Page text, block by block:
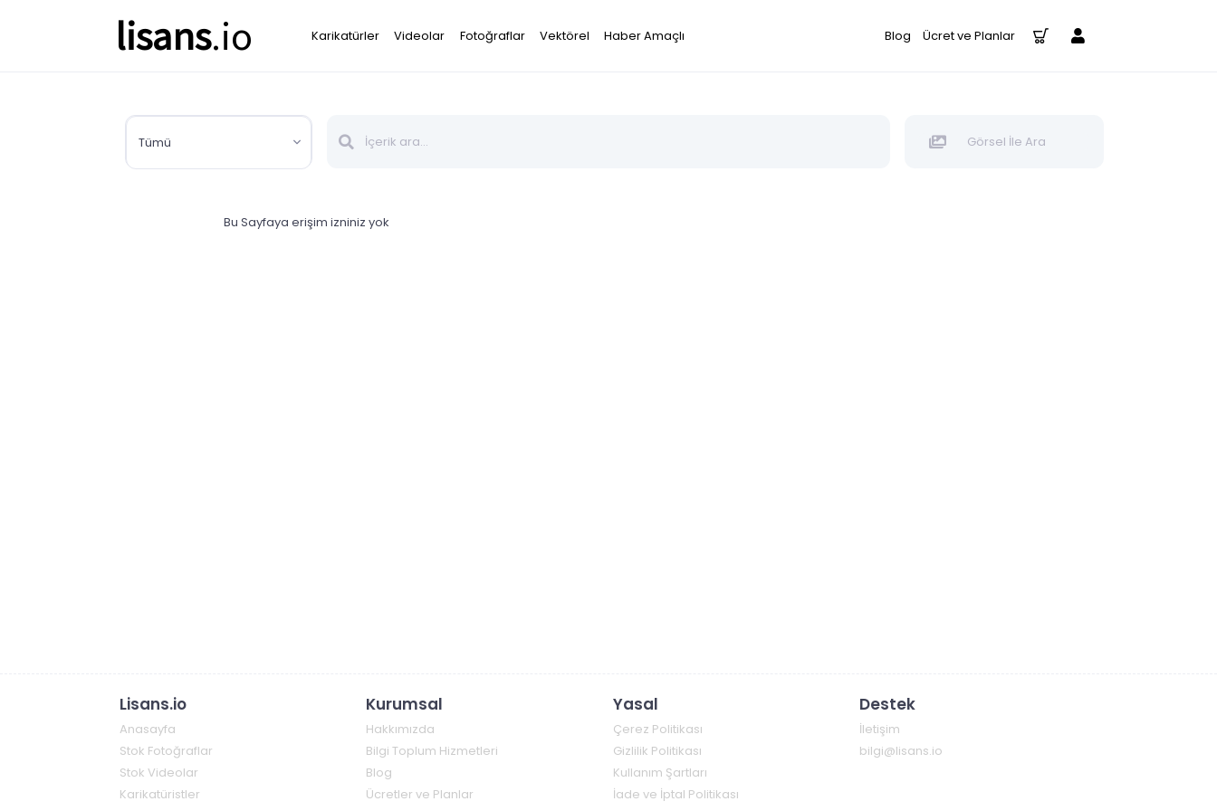
lisans.io Karikatürler Videolar Fotoğraflar Vektörel Haber Amaçlı Blog Ücret ve Planlar
Tümü Görsel İle Ara
Bu Sayfaya erişim izniniz yok
Lisans.io
Anasayfa
Stok Fotoğraflar
Stok Videolar
Karikatüristler
Kurumsal
Hakkımızda
Bilgi Toplum Hizmetleri
Blog
Ücretler ve Planlar
Yasal
Çerez Politikası
Gizlilik Politikası
Kullanım Şartları
İade ve İptal Politikası
Destek
İletişim
bilgi@lisans.io